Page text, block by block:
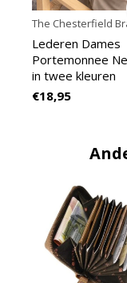
The Chesterfield
Lederen Dames
Portemonnee
in twee kleuren
€18,95